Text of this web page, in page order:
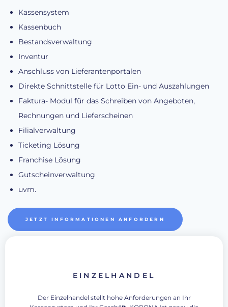
Kassensystem
Kassenbuch
Bestandsverwaltung
Inventur
Anschluss von Lieferantenportalen
Direkte Schnittstelle für Lotto Ein- und Auszahlungen
Faktura- Modul für das Schreiben von Angeboten,
Rechnungen und Lieferscheinen
Filialverwaltung
Ticketing Lösung
Franchise Lösung
Gutscheinverwaltung
uvm.
JETZT INFORMATIONEN ANFORDERN
EINZELHANDEL
Der Einzelhandel stellt hohe Anforderungen an Ihr